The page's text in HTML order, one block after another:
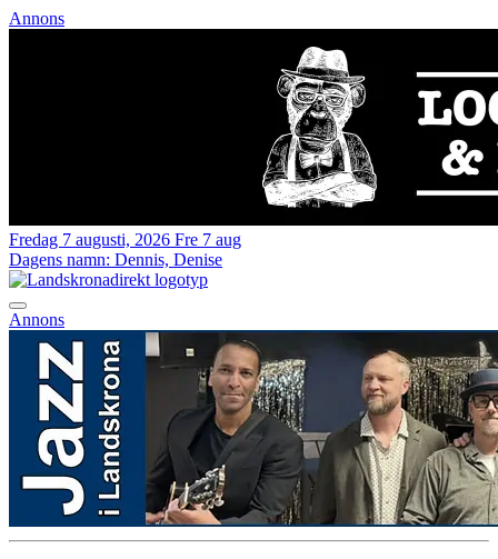
Annons
Fredag 7 augusti, 2026 Fre 7 aug
Dagens namn: Dennis, Denise
Annons